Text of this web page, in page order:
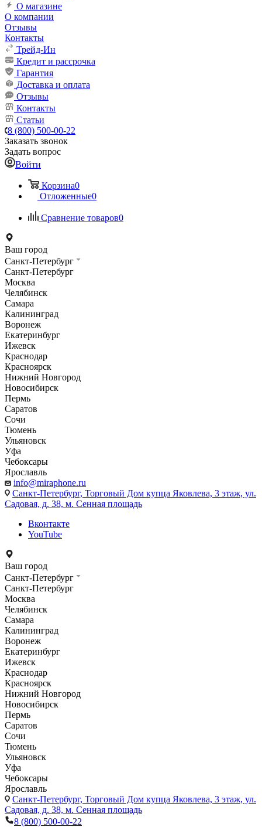
О магазине
О компании
Отзывы
Контакты
Трейд-Ин
Кредит и рассрочка
Гарантия
Доставка и оплата
Отзывы
Контакты
Статьи
8 (800) 500-00-22
Заказать звонок
Задать вопрос
Войти
Корзина0
Отложенные0
Сравнение товаров0
Ваш город
Санкт-Петербург
Санкт-Петербург
Москва
Челябинск
Самара
Калининград
Воронеж
Екатеринбург
Ижевск
Краснодар
Красноярск
Нижний Новгород
Новосибирск
Пермь
Саратов
Сочи
Тюмень
Ульяновск
Уфа
Чебоксары
Ярославль
info@miraphone.ru
Санкт-Петербург, Торговый Дом купца Яковлева, 3 этаж, ул.
Садовая, д. 38, м. Сенная площадь
Вконтакте
YouTube
Ваш город
Санкт-Петербург
Санкт-Петербург
Москва
Челябинск
Самара
Калининград
Воронеж
Екатеринбург
Ижевск
Краснодар
Красноярск
Нижний Новгород
Новосибирск
Пермь
Саратов
Сочи
Тюмень
Ульяновск
Уфа
Чебоксары
Ярославль
Санкт-Петербург, Торговый Дом купца Яковлева, 3 этаж, ул.
Садовая, д. 38, м. Сенная площадь
8 (800) 500-00-22